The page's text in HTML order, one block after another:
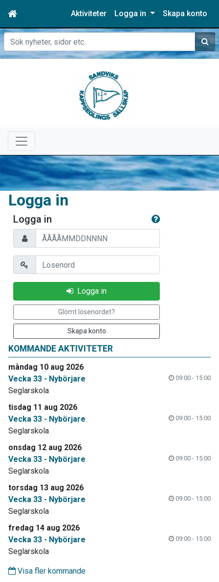
Aktiviteter Logga in Skapa konto
Sök
Logga in
Logga in
Personnummer
Lösenord
Logga in
Glömt lösenordet?
Skapa konto
KOMMANDE AKTIVITETER
måndag 10 aug 2026
Vecka 33 - Nybörjare
09:00 - 15:00
Seglarskola
tisdag 11 aug 2026
Vecka 33 - Nybörjare
09:00 - 15:00
Seglarskola
onsdag 12 aug 2026
Vecka 33 - Nybörjare
09:00 - 15:00
Seglarskola
torsdag 13 aug 2026
Vecka 33 - Nybörjare
09:00 - 15:00
Seglarskola
fredag 14 aug 2026
Vecka 33 - Nybörjare
09:00 - 15:00
Seglarskola
Visa fler kommande